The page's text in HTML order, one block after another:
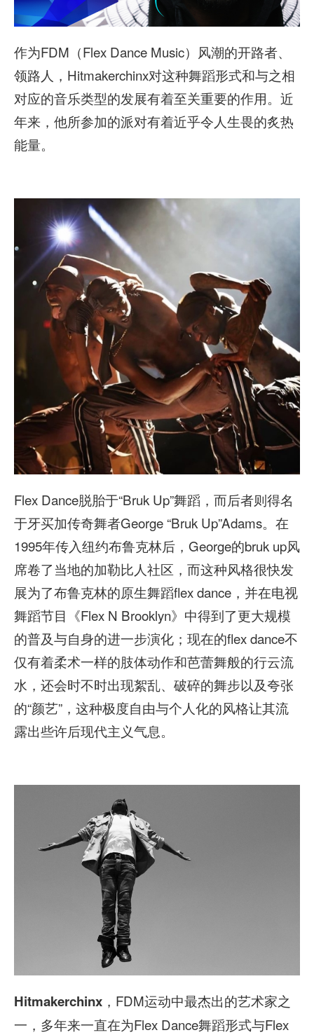
作为FDM（Flex Dance Music）风潮的开路者、
领路人，Hitmakerchinx对这种舞蹈形式和与之相
对应的音乐类型的发展有着至关重要的作用。近
年来，他所参加的派对有着近乎令人生畏的炙热
能量。
Flex Dance脱胎于“Bruk Up”舞蹈，而后者则得名
于牙买加传奇舞者George “Bruk Up”Adams。在
1995年传入纽约布鲁克林后，George的bruk up风
席卷了当地的加勒比人社区，而这种风格很快发
展为了布鲁克林的原生舞蹈flex dance，并在电视
舞蹈节目《Flex N Brooklyn》中得到了更大规模
的普及与自身的进一步演化；现在的flex dance不
仅有着柔术一样的肢体动作和芭蕾舞般的行云流
水，还会时不时出现絮乱、破碎的舞步以及夸张
的“颜艺”，这种极度自由与个人化的风格让其流
露出些许后现代主义气息。
Hitmakerchinx ，FDM运动中最杰出的艺术家之
一，多年来一直在为Flex Dance舞蹈形式与Flex